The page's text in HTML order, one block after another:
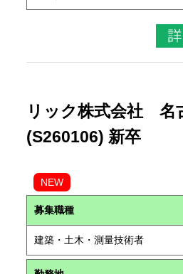
リック株式会社 名
(S260106) 新卒
NEW
募集職種
建築・土木・測量技術者